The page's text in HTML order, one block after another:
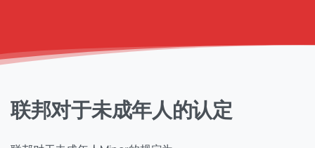
联邦对于未成年人的认定